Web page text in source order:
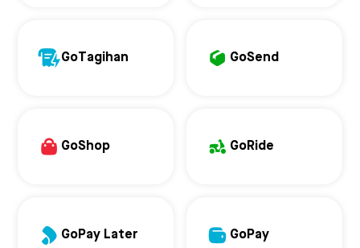
GoTagihan GoSend
GoShop GoRide
GoPay Later GoPay